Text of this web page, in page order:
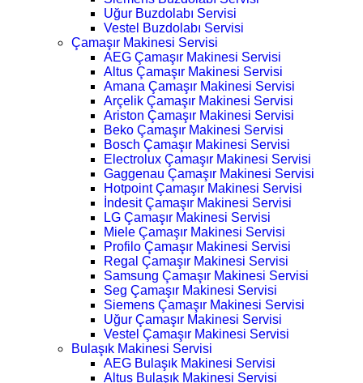
Uğur Buzdolabı Servisi
Vestel Buzdolabı Servisi
Çamaşır Makinesi Servisi
AEG Çamaşır Makinesi Servisi
Altus Çamaşır Makinesi Servisi
Amana Çamaşır Makinesi Servisi
Arçelik Çamaşır Makinesi Servisi
Ariston Çamaşır Makinesi Servisi
Beko Çamaşır Makinesi Servisi
Bosch Çamaşır Makinesi Servisi
Electrolux Çamaşır Makinesi Servisi
Gaggenau Çamaşır Makinesi Servisi
Hotpoint Çamaşır Makinesi Servisi
İndesit Çamaşır Makinesi Servisi
LG Çamaşır Makinesi Servisi
Miele Çamaşır Makinesi Servisi
Profilo Çamaşır Makinesi Servisi
Regal Çamaşır Makinesi Servisi
Samsung Çamaşır Makinesi Servisi
Seg Çamaşır Makinesi Servisi
Siemens Çamaşır Makinesi Servisi
Uğur Çamaşır Makinesi Servisi
Vestel Çamaşır Makinesi Servisi
Bulaşık Makinesi Servisi
AEG Bulaşık Makinesi Servisi
Altus Bulaşık Makinesi Servisi